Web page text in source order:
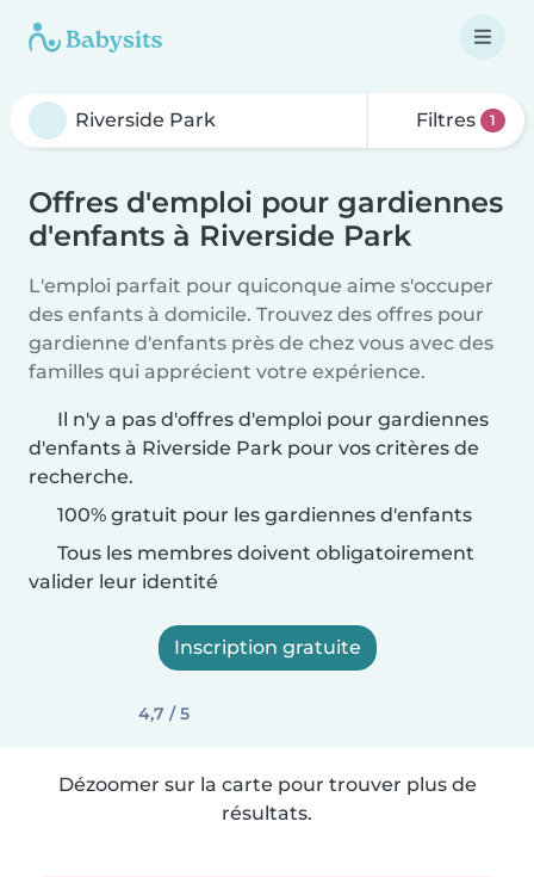
Filtres 1
Offres d'emploi pour gardiennes
d'enfants à Riverside Park
L'emploi parfait pour quiconque aime s'occuper
des enfants à domicile. Trouvez des offres pour
gardienne d'enfants près de chez vous avec des
familles qui apprécient votre expérience.
Il n'y a pas d'offres d'emploi pour gardiennes
d'enfants à Riverside Park pour vos critères de
recherche.
100% gratuit pour les gardiennes d'enfants
Tous les membres doivent obligatoirement
valider leur identité
Inscription gratuite
4,7 / 5
Dézoomer sur la carte pour trouver plus de
résultats.